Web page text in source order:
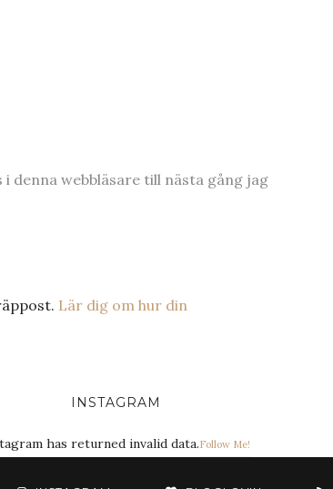
denna webbläsare till nästa gång jag
Lär dig om hur din
INSTAGRAM
has returned invalid data.Follow Me!